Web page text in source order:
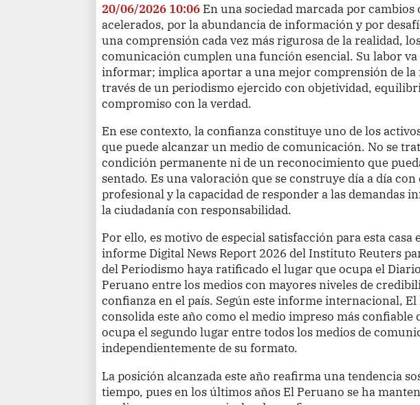
20/06/2026 10:06 En una sociedad marcada por cambios
acelerados, por la abundancia de información y por
una comprensión cada vez más rigurosa de la realidad,
comunicación cumplen una función esencial. Su labor va
informar; implica aportar a una mejor comprensión de la
través de un periodismo ejercido con objetividad,
compromiso con la verdad.
En ese contexto, la confianza constituye uno de los
que puede alcanzar un medio de comunicación. No se
condición permanente ni de un reconocimiento que
sentado. Es una valoración que se construye día a día
profesional y la capacidad de responder a las demandas
la ciudadanía con responsabilidad.
Por ello, es motivo de especial satisfacción para esta casa
informe Digital News Report 2026 del Instituto Reuters
del Periodismo haya ratificado el lugar que ocupa el
Peruano entre los medios con mayores niveles de
confianza en el país. Según este informe internacional, El
consolida este año como el medio impreso más confiable
ocupa el segundo lugar entre todos los medios de
independientemente de su formato.
La posición alcanzada este año reafirma una tendencia
tiempo, pues en los últimos años El Peruano se ha